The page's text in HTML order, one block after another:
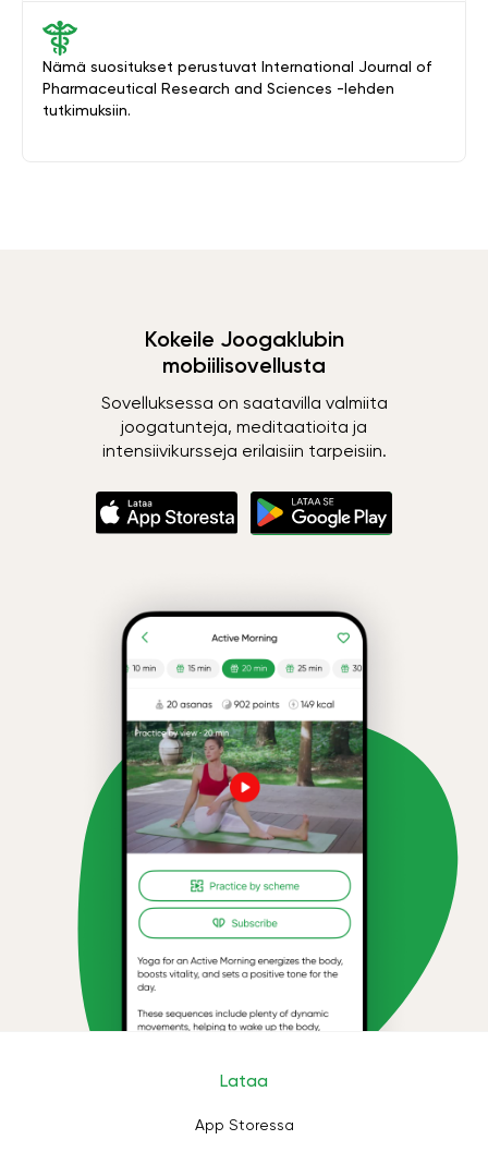
Nämä suositukset perustuvat International Journal of
Pharmaceutical Research and Sciences -lehden
tutkimuksiin.
Kokeile Joogaklubin
mobiilisovellusta
Sovelluksessa on saatavilla valmiita
joogatunteja, meditaatioita ja
intensiivikursseja erilaisiin tarpeisiin.
Lataa
App Storessa